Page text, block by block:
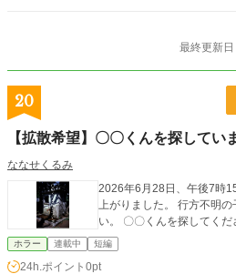
最終更新
20
【拡散希望】〇〇くんを探してい
ななせくるみ
2026年6月28日、午後7時15分。 1つの掲示板スレ
上がりました。 行方不明
い。 〇〇くんを探してくだ
ホラー 連載中 短編
24h.ポイント 0pt